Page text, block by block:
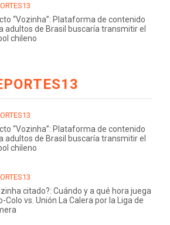
“Vozinha”: Plataforma de contenido
adultos de Brasil buscaría transmitir el
chileno
“Vozinha”: Plataforma de contenido
adultos de Brasil buscaría transmitir el
chileno
citado?: Cuándo y a qué hora juega
Colo vs. Unión La Calera por la Liga de